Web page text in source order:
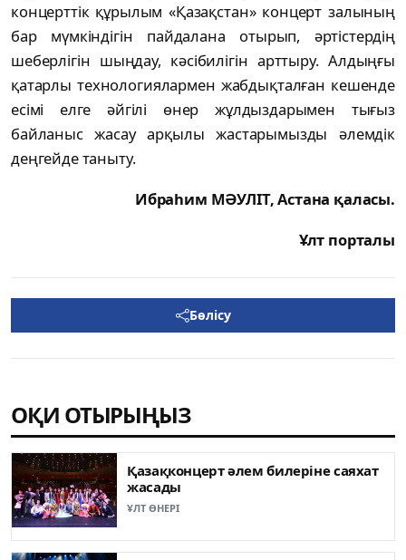
концерттік құрылым «Қазақстан» концерт залының
бар мүмкіндігін пайдалана отырып, әртістердің
шеберлігін шыңдау, кәсібилігін арттыру. Алдыңғы
қатарлы технологиялармен жабдықталған кешенде
есімі елге әйгілі өнер жұлдыздарымен тығыз
байланыс жасау арқылы жастарымызды әлемдік
деңгейде таныту.
Ибраһим МӘУЛІТ, Астана қаласы.
Ұлт порталы
Бөлісу
ОҚИ ОТЫРЫҢЫЗ
Қазақконцерт әлем билеріне саяхат
жасады
ҰЛТ ӨНЕРІ